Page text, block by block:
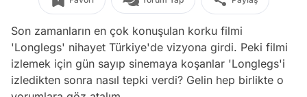
Son zamanların en çok konuşulan korku filmi
'Longlegs' nihayet Türkiye'de vizyona girdi. Peki filmi
izlemek için gün sayıp sinemaya koşanlar 'Longlegs'i
izledikten sonra nasıl tepki verdi? Gelin hep birlikte o